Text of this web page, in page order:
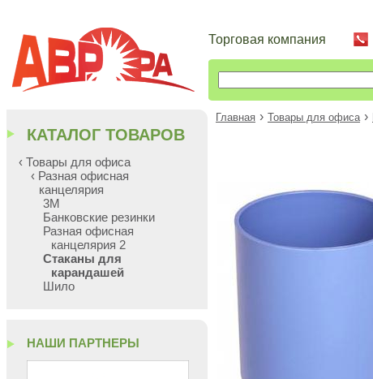
Торговая компания
Главная › Товары для офиса ›
КАТАЛОГ ТОВАРОВ
‹ Товары для офиса
‹ Разная офисная
канцелярия
3М
Банковские резинки
Разная офисная
канцелярия 2
Стаканы для
карандашей
Шило
НАШИ ПАРТНЕРЫ